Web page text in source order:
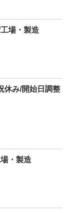
場・製造
休み/開始日調整
・製造